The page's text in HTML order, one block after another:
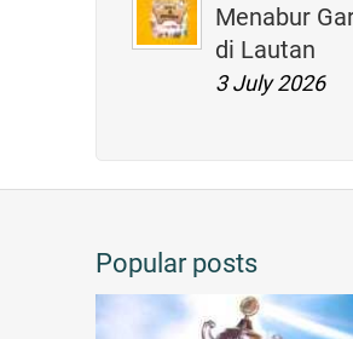
Menabur
di Lautan
3 July 2026
Popular posts